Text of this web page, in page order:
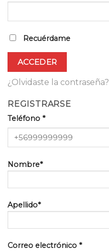
Recuérdame
ACCEDER
¿Olvidaste la contraseña?
REGISTRARSE
Teléfono *
Nombre*
Apellido*
Correo electrónico *